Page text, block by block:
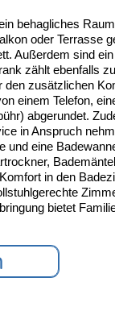
behagliches
oder Terrasse
Außerdem sind
zählt ebenfalls
den zusätzlichen
einem Telefon,
abgerundet.
in Anspruch
und eine
in den
bietet